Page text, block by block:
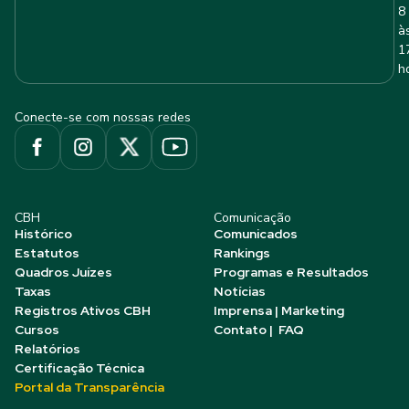
8
Conecte-se com nossas redes
CBH
Histórico
Estatutos
Quadros Juízes
Taxas
Registros Ativos CBH
Cursos
Relatórios
Certificação Técnica
Portal da Transparência
Comunicação
Comunicados
Rankings
Programas e Resultados
Notícias
Imprensa | Marketing
Contato | FAQ